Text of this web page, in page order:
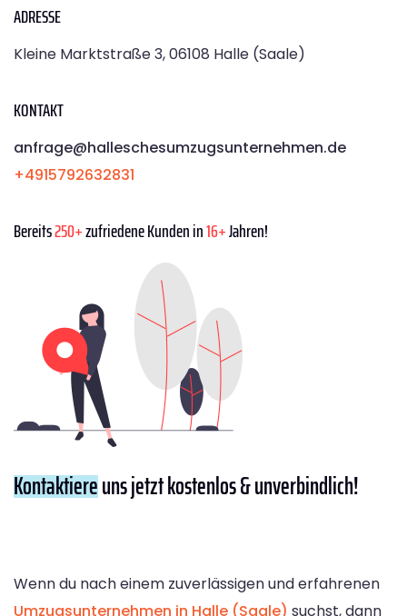
ADRESSE
Kleine Marktstraße 3, 06108 Halle (Saale)
KONTAKT
anfrage@halleschesumzugsunternehmen.de
+4915792632831
Bereits250+zufriedene Kunden in16+Jahren!
Kontaktiereuns jetzt kostenlos & unverbindlich!
Wenn du nach einem zuverlässigen und erfahrenen
Umzugsunternehmen in Halle (Saale) suchst, dann